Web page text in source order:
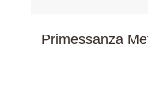
Primessanza